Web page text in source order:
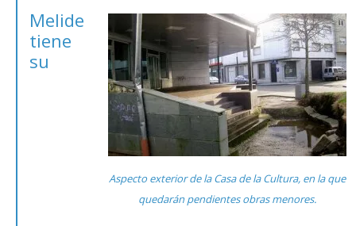
Aspecto exterior de la Casa de la Cultura, en la que
quedarán pendientes obras menores.
Melide
tiene
su